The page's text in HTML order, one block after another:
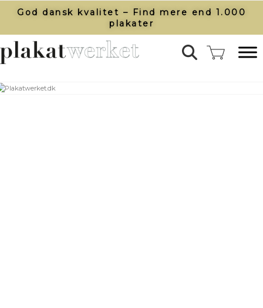
God dansk kvalitet – Find mere end 1.000
plakater​